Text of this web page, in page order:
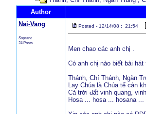
Author
Nai-Vang
Soprano
24 Posts
Posted - 12/14/08 : 21:54
Men chao các anh chị .
Có anh chị nào biết bài
Thánh, Chí Thánh, Ngàn
Lạy Chúa là Chúa tể càn
Cả trời đất vinh quang,
Hosa ... hosa ... hosana